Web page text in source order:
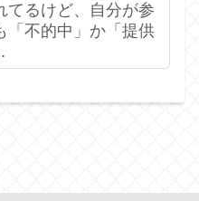
てるけど、自分が参
「不的中」か「提供